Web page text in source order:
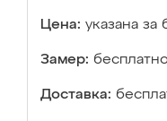
Цена: указана за
Замер:
Доставка: